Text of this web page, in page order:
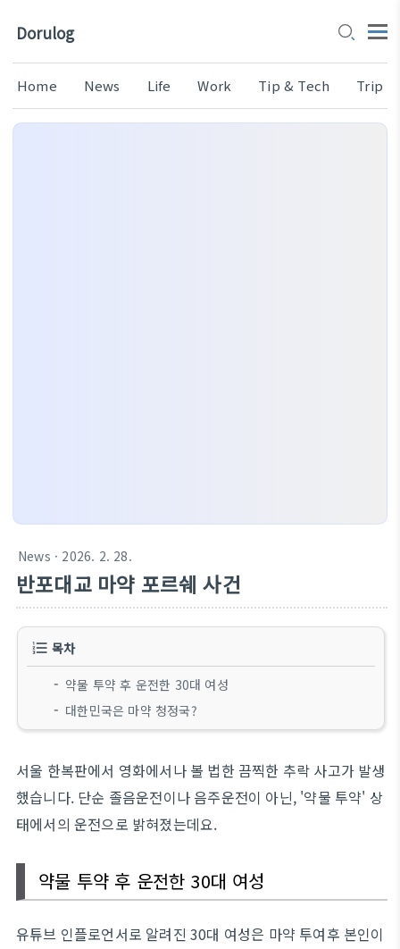
Dorulog
Home News Life Work Tip & Tech Trip
News · 2026. 2. 28.
반포대교 마약 포르쉐 사건
목차
약물 투약 후 운전한 30대 여성
대한민국은 마약 청정국?
서울 한복판에서 영화에서나 볼 법한 끔찍한 추락 사고가 발생
했습니다. 단순 졸음운전이나 음주운전이 아닌, '약물 투약' 상
태에서의 운전으로 밝혀졌는데요.
약물 투약 후 운전한 30대 여성
유튜브 인플로언서로 알려진 30대 여성은 마약 투여후 본인이